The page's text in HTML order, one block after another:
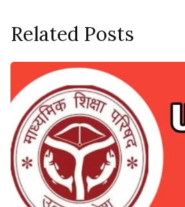
Related Posts